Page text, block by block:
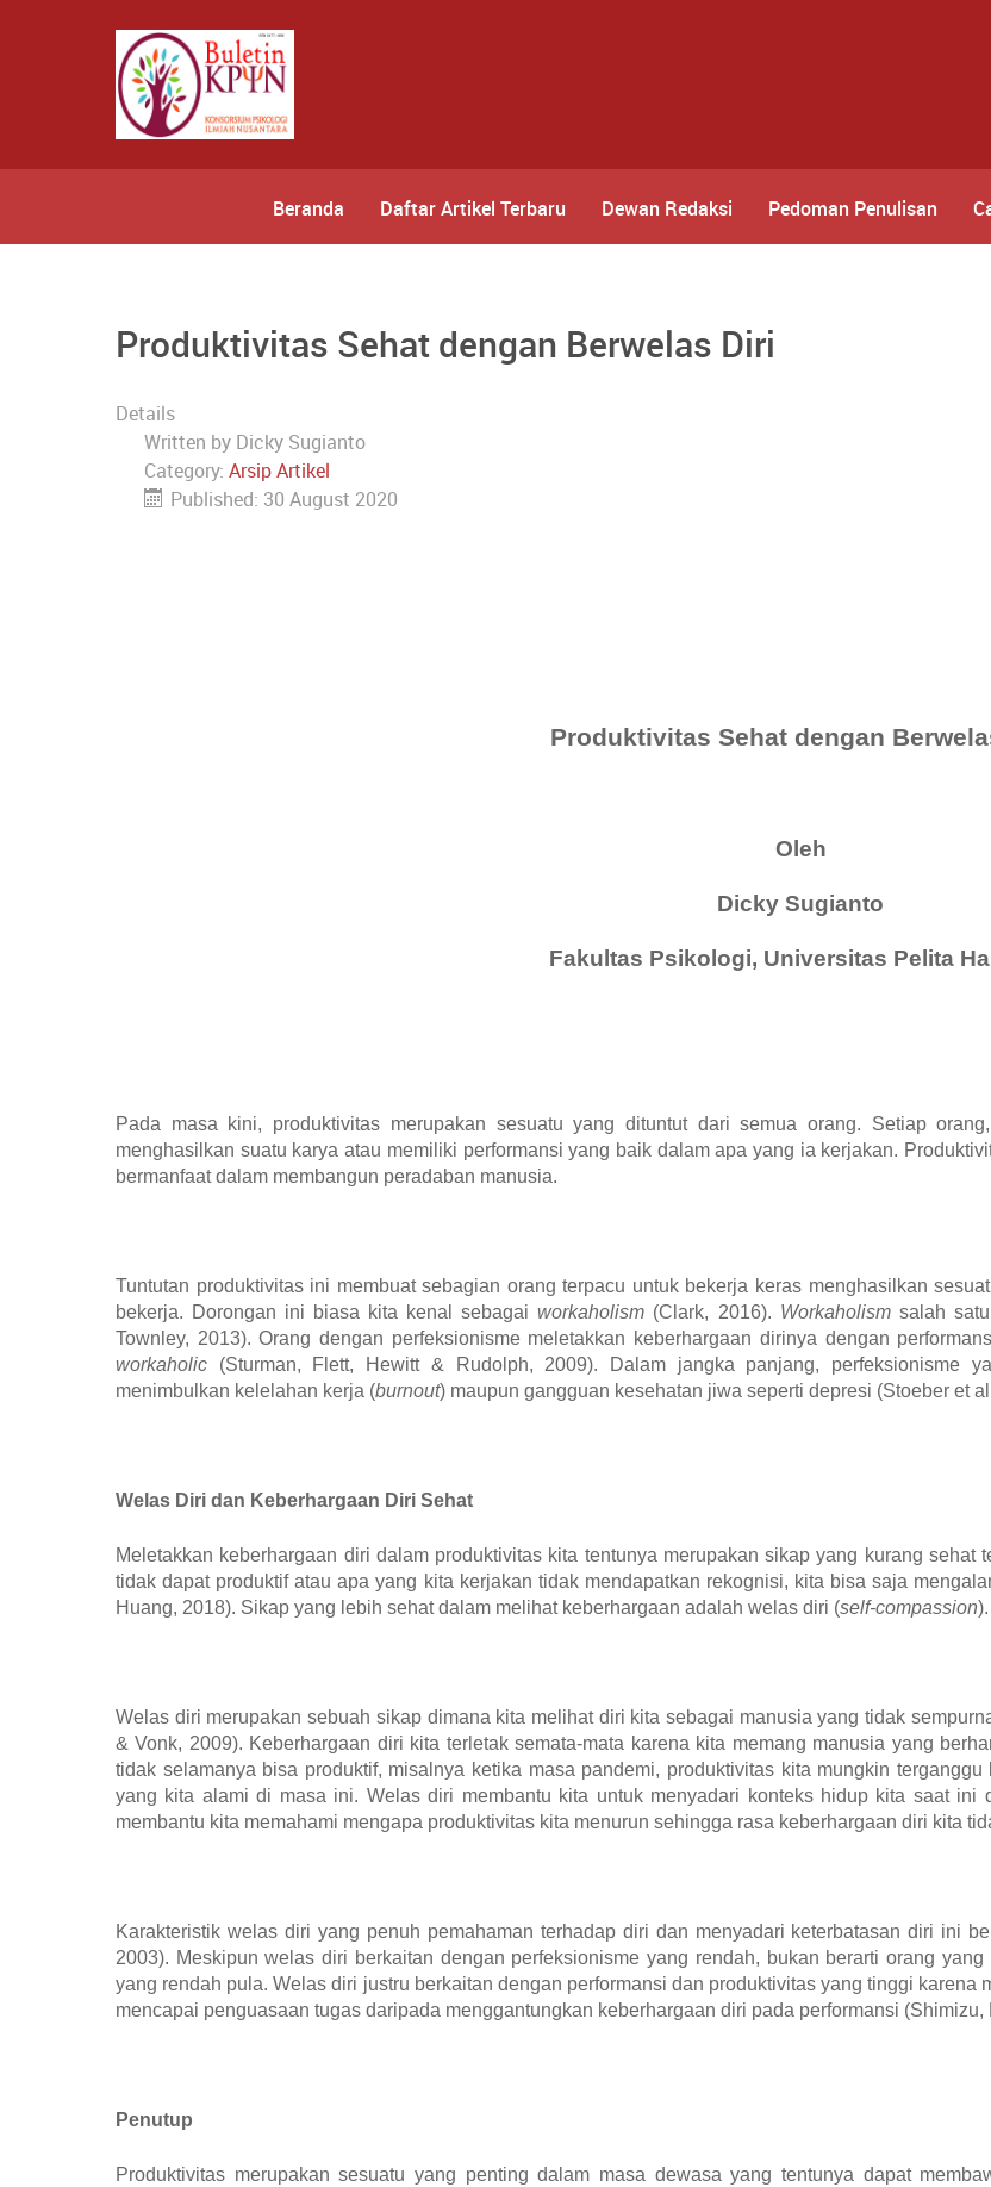
Beranda Daftar Artikel Terbaru Dewan Redaksi Pedoman Penulisan
Produktivitas Sehat dengan Berwelas Diri
Details
Written by Dicky Sugianto
Category: Arsip Artikel
Published: 30 August 2020
Produktivitas Sehat dengan
Oleh
Dicky Sugianto
Fakultas Psikologi, Universitas Pelita
Pada masa kini, produktivitas merupakan sesuatu yang dituntut dari semua orang. Setiap
menghasilkan suatu karya atau memiliki performansi yang baik dalam apa yang ia kerjakan.
bermanfaat dalam membangun peradaban manusia.
Tuntutan produktivitas ini membuat sebagian orang terpacu untuk bekerja keras menghasilkan
bekerja. Dorongan ini biasa kita kenal sebagaiworkaholism (Clark, 2016). Workaholism salah
Townley, 2013). Orang dengan perfeksionisme meletakkan keberhargaan dirinya dengan
workaholic (Sturman, Flett, Hewitt & Rudolph, 2009). Dalam jangka panjang, perfeksionisme
menimbulkan kelelahan kerja (burnout) maupun gangguan kesehatan jiwa seperti depresi (Stoeber et
Welas Diri dan Keberhargaan Diri Sehat
Meletakkan keberhargaan diri dalam produktivitas kita tentunya merupakan sikap yang kurang
tidak dapat produktif atau apa yang kita kerjakan tidak mendapatkan rekognisi, kita bisa saja
Huang, 2018). Sikap yang lebih sehat dalam melihat keberhargaan adalah welas diri (self-compassion).
Welas diri merupakan sebuah sikap dimana kita melihat diri kita sebagai manusia yang tidak
& Vonk, 2009). Keberhargaan diri kita terletak semata-mata karena kita memang manusia yang
tidak selamanya bisa produktif, misalnya ketika masa pandemi, produktivitas kita mungkin
yang kita alami di masa ini. Welas diri membantu kita untuk menyadari konteks hidup kita saat ini
membantu kita memahami mengapa produktivitas kita menurun sehingga rasa keberhargaan diri kita
Karakteristik welas diri yang penuh pemahaman terhadap diri dan menyadari keterbatasan diri ini
2003). Meskipun welas diri berkaitan dengan perfeksionisme yang rendah, bukan berarti orang
yang rendah pula. Welas diri justru berkaitan dengan performansi dan produktivitas yang tinggi
mencapai penguasaan tugas daripada menggantungkan keberhargaan diri pada performansi
Penutup
Produktivitas merupakan sesuatu yang penting dalam masa dewasa yang tentunya dapat